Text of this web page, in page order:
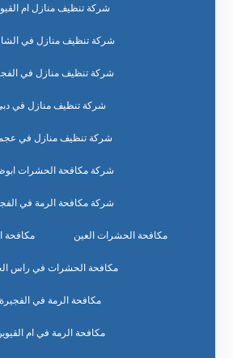
شركة تنظيف منازل ام
شركة تنظيف منازل في
شركة تنظيف منازل في
شركة تنظيف منازل في
شركة تنظيف منازل في
شركة مكافحة الحشرات
شركة مكافحة الرمة في
مكافحة الحشرات العين مكافحة
مكافحة الحشرات في راس
مكافحة الرمة في الفجيرة
مكافحة الرمة في ام